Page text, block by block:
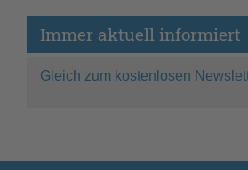
Immer aktuell informiert
Gleich zum kostenlosen